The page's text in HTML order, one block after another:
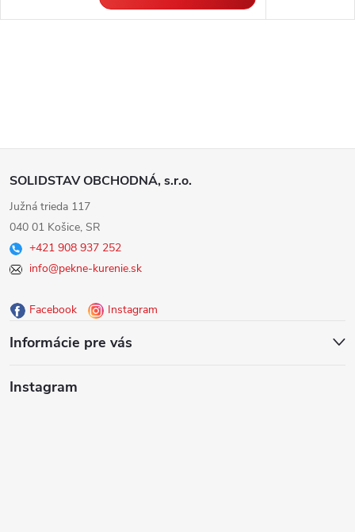
Z
á
p
ä
e
SOLIDSTAV OBCHODNÁ, s.r.o.
Južná trieda 117
040 01 Košice, SR
+421 908 937 252
info@pekne-kurenie.sk
Facebook Instagram
Informácie pre vás
Instagram